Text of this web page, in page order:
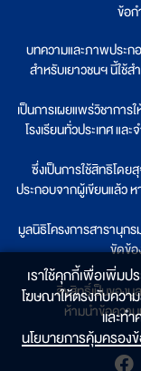
ข้อ
บทความและภาพประก
สำหรับเยาวชนฯ นี้ใช้
เป็นการเผยแพร่วิชาการ
โรงเรียนทั่วประเทศ แ
ซึ่งเป็นการใช้สิทธิโด
ประกอบจากผู้เขียนแล้ว
มูลนิธิโครงการสารานุก
ขัดข้อ
ลิขสิทธิ์เป็นของมู
ห้ามนำข้อควา
เราใช้คุกกี้เพื่อเพิ่มป
โฆษณาให้ตรงกับความ
และทำ
นโยบายการคุ้มครอ